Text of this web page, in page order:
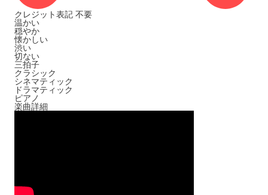
クレジット表記 不要
温かい
穏やか
懐かしい
渋い
切ない
三拍子
クラシック
シネマティック
ドラマティック
ピアノ
楽曲詳細